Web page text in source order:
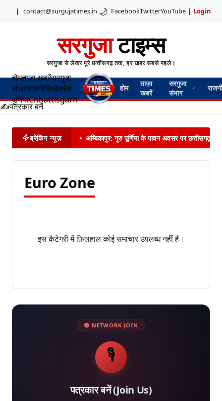
| contact@surgujatimes.in 🌙 FacebookTwitterYouTube | Login
सरगुजाटाइम्स
सरगुजा से लेकर पूरे छत्तीसगढ़ तक, हर खबर सबसे पहले।
होमताज़ा खबरेंसरगुजा
संभागराजनीतिखेलदेश
दुनियाChhattisgarh
होम
ताज़ा
खबरें
सरगुजा
संभाग
✍️पत्रकार बनें
ब्रेकिंग न्यूज़ • अम्बिकापुर: गुरु पूर्णिमा के पावन अवसर पर छत्तीसगढ़
Euro Zone
इस कैटेगरी में फ़िलहाल कोई समाचार उपलब्ध नहीं है।
🔴 NETWORK JOIN
🎙️
पत्रकार बनें (Join Us)